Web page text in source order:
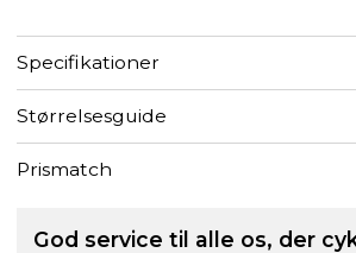
Specifikationer
Størrelsesguide
Prismatch
God service til alle os, der